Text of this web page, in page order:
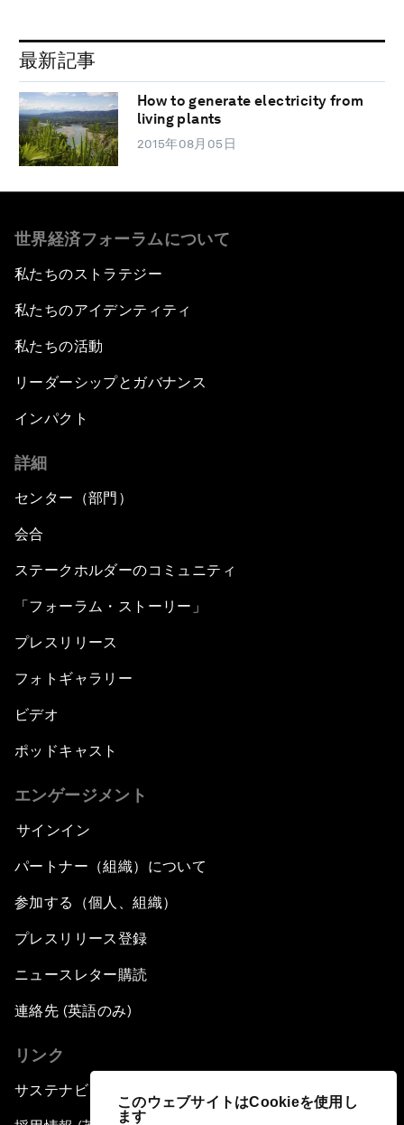
このウェブサイトはCookieを使用し
ます
最新記事
How to generate electricity from
living plants
2015年08月05日
世界経済フォーラムについて
私たちのストラテジー
私たちのアイデンティティ
私たちの活動
リーダーシップとガバナンス
インパクト
詳細
センター（部門）
会合
ステークホルダーのコミュニティ
「フォーラム・ストーリー」
プレスリリース
フォトギャラリー
ビデオ
ポッドキャスト
エンゲージメント
サインイン
パートナー（組織）について
参加する（個人、組織）
プレスリリース登録
ニュースレター購読
連絡先 (英語のみ)
リンク
サステナビリティへの取り組み